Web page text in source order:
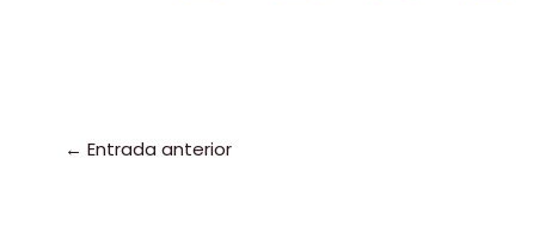
o
← Entrada anterior